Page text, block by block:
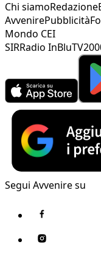
Chi siamoRedazione
AvvenirePubblicità
Mondo CEI
SIRRadio InBlu
Segui Avvenire su